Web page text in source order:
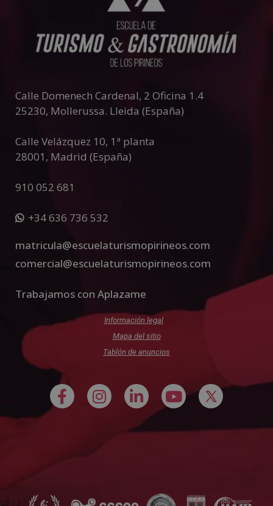
Calle Domenech Cardenal, 2 Oficina 1.4
25230, Mollerussa. Lleida (España)
Calle Velázquez 10, 1ª planta
28001 , Madrid (España)
910 052 681
+34 636 736 532
matricula@escuelaturismopirineos.com
comercial@escuelaturismopirineos.com
Trabajamos con Aplazame
Información legal
Mapa del sitio
Tablón de anuncios